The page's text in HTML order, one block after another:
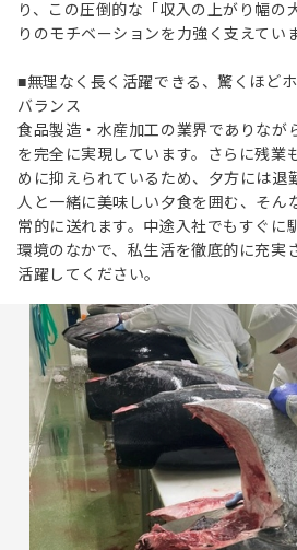
り、この圧倒的な「収入の上がり幅の
りのモチベーションを力強く支えてい
■無理なく長く活躍できる、驚くほど
バランス
食品製造・水産加工の業界でありなが
を完全に実現しています。さらに残業
めに抑えられているため、夕方には退
人と一緒に美味しい夕食を囲む、そん
常的に送れます。中途入社でもすぐに
環境のなかで、私生活を徹底的に充実
活躍してください。